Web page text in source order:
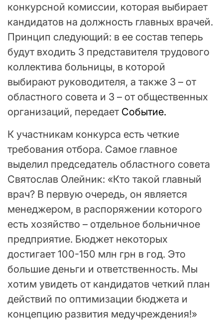
конкурсной комиссии, которая выбирает
кандидатов на должность главных врачей.
Принцип следующий: в ее состав теперь
будут входить 3 представителя трудового
коллектива больницы, в которой
выбирают руководителя, а также 3 – от
областного совета и 3 – от общественных
организаций, передает Событие.
К участникам конкурса есть четкие
требования отбора. Самое главное
выделил председатель областного совета
Святослав Олейник: «Кто такой главный
врач? В первую очередь, он является
менеджером, в распоряжении которого
есть хозяйство – отдельное больничное
предприятие. Бюджет некоторых
достигает 100-150 млн грн в год. Это
большие деньги и ответственность. Мы
хотим увидеть от кандидатов четкий план
действий по оптимизации бюджета и
концепцию развития медучреждения!»